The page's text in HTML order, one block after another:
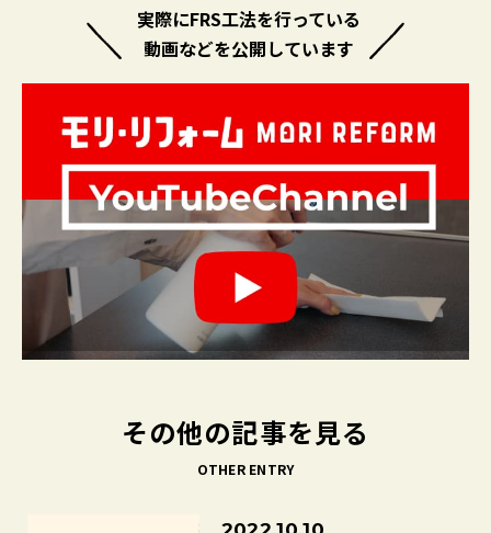
実際にFRS工法を行っている
動画などを公開しています
その他の記事を見る
OTHER ENTRY